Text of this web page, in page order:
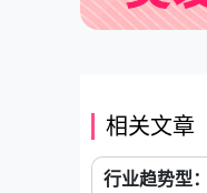
相关文章
行业趋势型